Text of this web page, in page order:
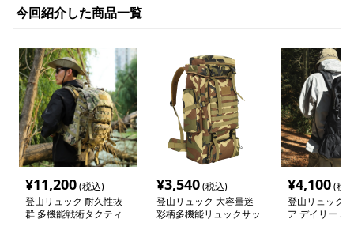
今回紹介した商品一覧
¥11,200(税込)
登山リュック 耐久性抜
群 多機能戦術タクティ
¥3,540(税込)
登山リュック 大容量迷
彩柄多機能リュックサッ
¥4,100(税
登山リュック
ア デイリー バ